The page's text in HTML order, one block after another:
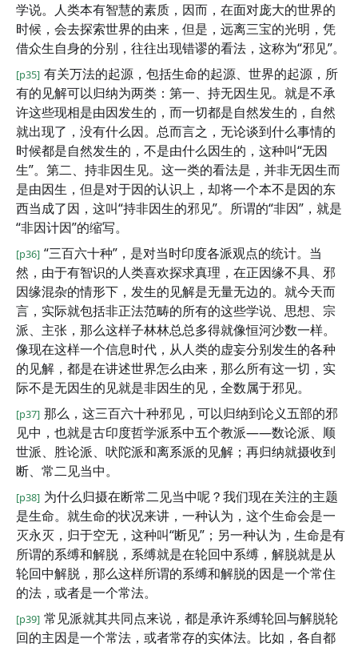
学说。人类本有智慧的素质，因而，在面对庞大的世界的
时候，会去探索世界的由来，但是，远离三宝的光明，凭
借众生自身的分别，往往出现错谬的看法，这称为“邪见”。
[p35] 有关万法的起源，包括生命的起源、世界的起源，所
有的见解可以归纳为两类：第一、持无因生见。就是不承
许这些现相是由因发生的，而一切都是自然发生的，自然
就出现了，没有什么因。总而言之，无论谈到什么事情的
时候都是自然发生的，不是由什么因生的，这种叫“无因
生”。第二、持非因生见。这一类的看法是，并非无因生而
是由因生，但是对于因的认识上，却将一个本不是因的东
西当成了因，这叫“持非因生的邪见”。所谓的“非因”，就是
“非因计因”的缩写。
[p36] “三百六十种”，是对当时印度各派观点的统计。当
然，由于有智识的人类喜欢探求真理，在正因缘不具、邪
因缘混杂的情形下，发生的见解是无量无边的。就今天而
言，实际就包括非正法范畴的所有的这些学说、思想、宗
派、主张，那么这样子林林总总多得就像恒河沙数一样。
像现在这样一个信息时代，从人类的虚妄分别发生的各种
的见解，都是在讲述世界怎么由来，那么所有这一切，实
际不是无因生的见就是非因生的见，全数属于邪见。
[p37] 那么，这三百六十种邪见，可以归纳到论义五部的邪
见中，也就是古印度哲学派系中五个教派——数论派、顺
世派、胜论派、吠陀派和离系派的见解；再归纳就摄收到
断、常二见当中。
[p38] 为什么归摄在断常二见当中呢？我们现在关注的主题
是生命。就生命的状况来讲，一种认为，这个生命会是一
灭永灭，归于空无，这种叫“断见”；另一种认为，生命是有
所谓的系缚和解脱，系缚就是在轮回中系缚，解脱就是从
轮回中解脱，那么这样所谓的系缚和解脱的因是一个常住
的法，或者是一个常法。
[p39] 常见派就其共同点来说，都是承许系缚轮回与解脱轮
回的主因是一个常法，或者常存的实体法。比如，各自都